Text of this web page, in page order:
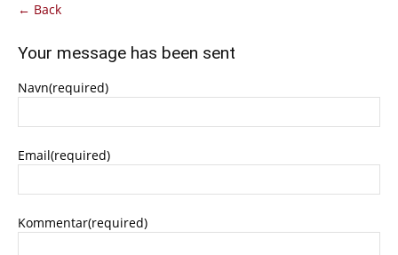
← Back
Your message has been sent
Navn(required)
Email(required)
Kommentar(required)